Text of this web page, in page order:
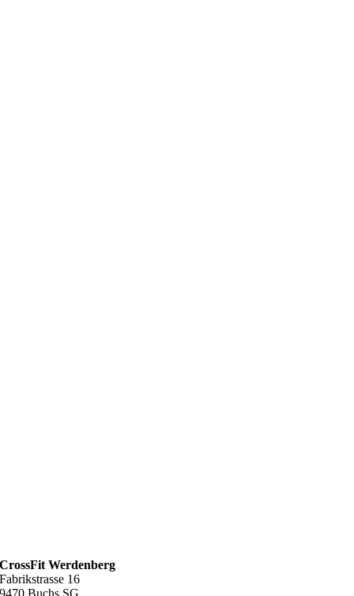
CrossFit Werdenberg
Fabrikstrasse 16
9470 Buchs SG